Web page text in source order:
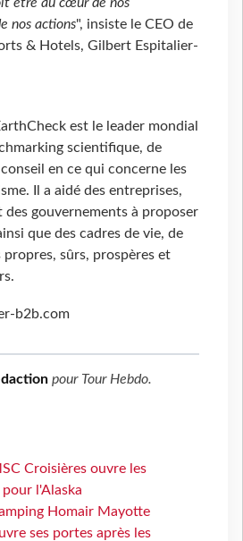
nos actions", insiste le CEO de
& Hotels, Gilbert Espitalier-
est le leader mondial
scientifique, de
en ce qui concerne les
Il a aidé des entreprises,
gouvernements à proposer
que des cadres de vie, de
sûrs, prospères et
b2b.com
pour Tour Hebdo.
Croisières ouvre les
l'Alaska
Homair Mayotte
ses portes après les